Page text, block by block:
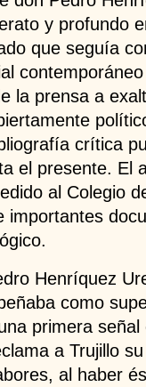
y profundo
que seguía
la prensa a
crítica
el presente. El
al Colegio
importantes
Henríquez
como
primera señal
a Trujillo
al haber